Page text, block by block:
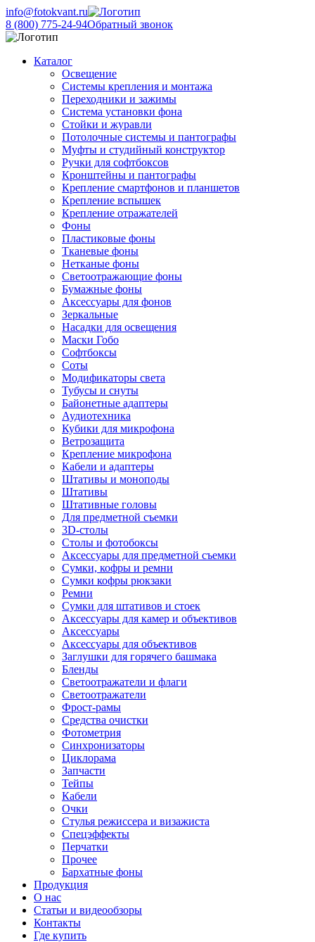
info@fotokvant.ru
8 (800) 775-24-94Обратный звонок
Каталог
Освещение
Системы крепления и монтажа
Переходники и зажимы
Система установки фона
Стойки и журавли
Потолочные системы и пантографы
Муфты и студийный конструктор
Ручки для софтбоксов
Кронштейны и пантографы
Крепление смартфонов и планшетов
Крепление вспышек
Крепление отражателей
Фоны
Пластиковые фоны
Тканевые фоны
Нетканые фоны
Светоотражающие фоны
Бумажные фоны
Аксессуары для фонов
Зеркальные
Насадки для освещения
Маски Гобо
Софтбоксы
Соты
Модификаторы света
Тубусы и снуты
Байонетные адаптеры
Аудиотехника
Кубики для микрофона
Ветрозащита
Крепление микрофона
Кабели и адаптеры
Штативы и моноподы
Штативы
Штативные головы
Для предметной съемки
3D-столы
Столы и фотобоксы
Аксессуары для предметной съемки
Сумки, кофры и ремни
Сумки кофры рюкзаки
Ремни
Сумки для штативов и стоек
Аксессуары для камер и объективов
Аксессуары
Аксессуары для объективов
Заглушки для горячего башмака
Бленды
Светоотражатели и флаги
Светоотражатели
Фрост-рамы
Средства очистки
Фотометрия
Синхронизаторы
Циклорама
Запчасти
Тейпы
Кабели
Очки
Стулья режиссера и визажиста
Спецэффекты
Перчатки
Прочее
Бархатные фоны
Продукция
О нас
Статьи и видеообзоры
Контакты
Где купить